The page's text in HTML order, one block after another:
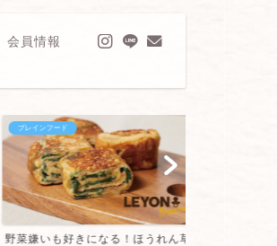
会員情報
ブレインフード
野菜嫌いも好きになる！ほうれん草